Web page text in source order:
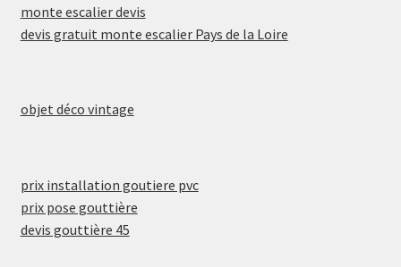
monte escalier devis
devis gratuit monte escalier Pays de la Loire
objet déco vintage
prix installation goutiere pvc
prix pose gouttière
devis gouttière 45